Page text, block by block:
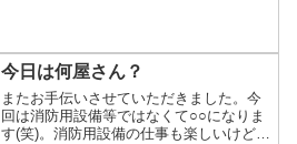
今日は何屋さん？
またお手伝いさせていただきました。今
回は消防用設備等ではなくて○○になりま
す(笑)。消防用設備の仕事も楽しいけどそ